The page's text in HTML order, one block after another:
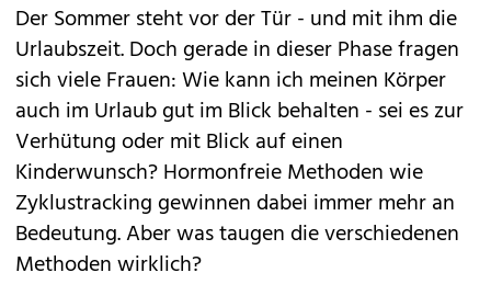
Der Sommer steht vor der Tür - und mit ihm die
Urlaubszeit. Doch gerade in dieser Phase fragen
sich viele Frauen: Wie kann ich meinen Körper
auch im Urlaubgut im Blick behalten - sei es zur
Verhütung oder mit Blick auf einen
Kinderwunsch? Hormonfreie Methoden wie
Zyklustracking gewinnen dabei immer mehr an
Bedeutung. Aber was taugen die verschiedenen
Methoden wirklich?